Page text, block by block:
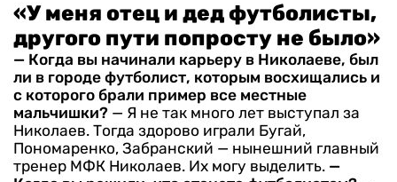
«У меня отец и дед футболисты,
другого пути попросту не было»
— Когда вы начинали карьеру в Николаеве, был
ли в городе футболист, которым восхищались и
с которого брали пример все местные
мальчишки? — Я не так много лет выступал за
Николаев. Тогда здорово играли Бугай,
Пономаренко, Забранский — нынешний главный
тренер МФК Николаев. Их могу выделить. —